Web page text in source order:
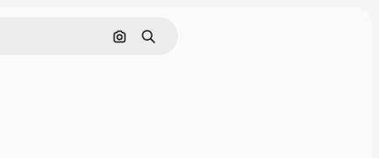
Cerca per immagine
Ricerca